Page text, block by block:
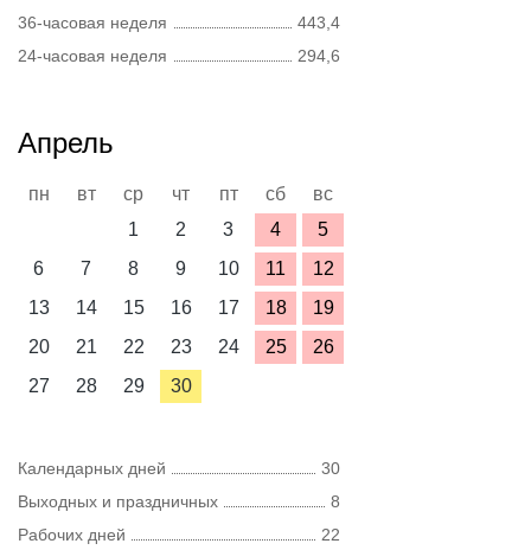
36-часовая неделя
443,4
24-часовая неделя
294,6
Апрель
пн вт ср чт пт сб
вс
1
2 3 4
5
6
7 8 9 10 11
12
13
14 15 16 17 18
19
20
21 22 23 24 25
26
27
28 29 30
Календарных дней
30
Выходных и праздничных
8
Рабочих дней
22